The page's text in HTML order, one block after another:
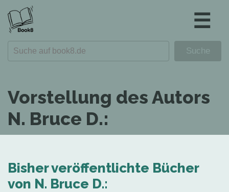
☰
Vorstellung des Autors
N. Bruce D.:
Bisher veröffentlichte Bücher
von N. Bruce D.: